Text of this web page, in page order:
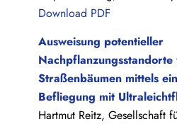
Download PDF
Ausweisung potentieller
Nachpflanzungsstandorte
Straßenbäumen mittels
Befliegung mit
Hartmut Reitz, Gesellschaft